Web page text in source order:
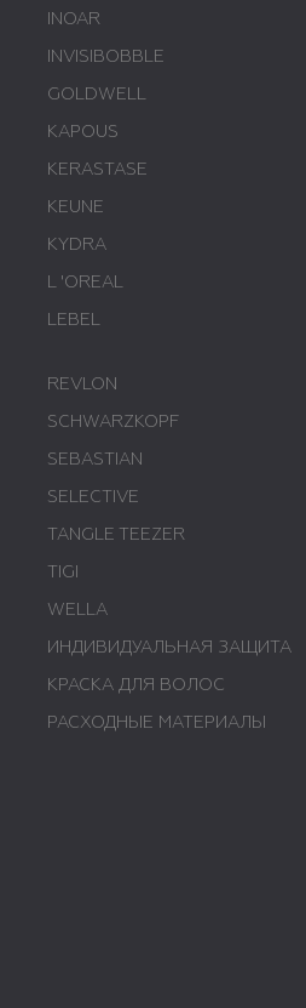
INOAR
INVISIBOBBLE
GOLDWELL
KAPOUS
KERASTASE
KEUNE
KYDRA
L 'ОREAL
LEBEL
REVLON
SCHWARZKOPF
SEBASTIAN
SELECTIVE
TANGLE TEEZER
TIGI
WELLA
ИНДИВИДУАЛЬНАЯ ЗАЩИТА
КРАСКА ДЛЯ ВОЛОС
РАСХОДНЫЕ МАТЕРИАЛЫ